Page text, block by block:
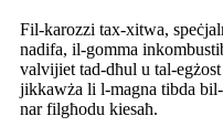
Fil-karozzi tax-xitwa,
nadifa, il-gomma
valvijiet tad-dħul u tal-
jikkawża li l-magna tibda
nar filgħodu kiesaħ.